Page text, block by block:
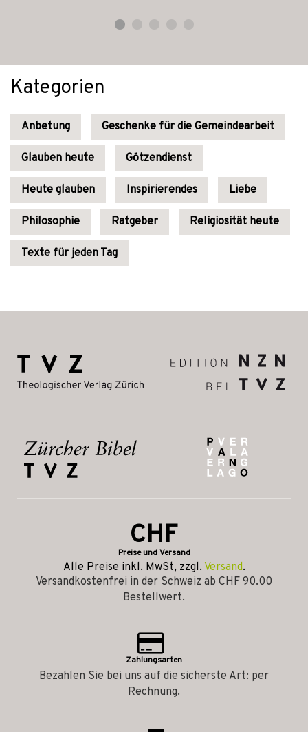
Kategorien
Anbetung Geschenke für die Gemeindearbeit
Glauben heute Götzendienst
Heute glauben Inspirierendes Liebe
Philosophie Ratgeber Religiosität heute
Texte für jeden Tag
CHF
Preise und Versand
Alle Preise inkl. MwSt, zzgl. Versand.
Versandkostenfrei in der Schweiz ab CHF 90.00
Bestellwert.
Zahlungsarten
Bezahlen Sie bei uns auf die sicherste Art: per
Rechnung.